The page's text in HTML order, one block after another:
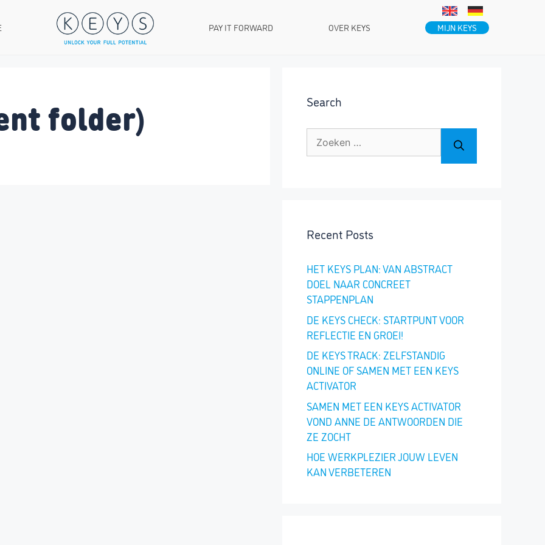
PAY IT FORWARD OVER KEYS MIJN KEYS
folder) Search
Zoek
naar:
Recent Posts
HET KEYS PLAN: VAN ABSTRACT
DOEL NAAR CONCREET
STAPPENPLAN
DE KEYS CHECK: STARTPUNT VOOR
REFLECTIE EN GROEI!
DE KEYS TRACK: ZELFSTANDIG
ONLINE OF SAMEN MET EEN KEYS
ACTIVATOR
SAMEN MET EEN KEYS ACTIVATOR
VOND ANNE DE ANTWOORDEN DIE
ZE ZOCHT
HOE WERKPLEZIER JOUW LEVEN
KAN VERBETEREN